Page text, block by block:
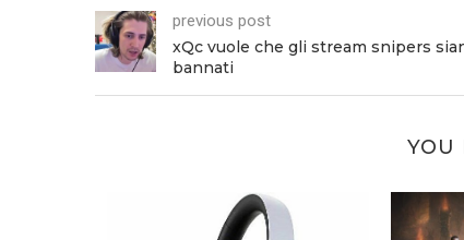
previous post
xQc vuole che gli stream snipers
bannati
YOU